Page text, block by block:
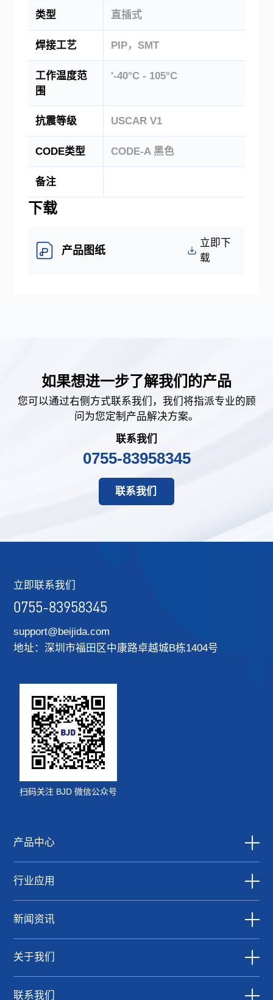
类型 直插式
焊接工艺 PIP，SMT
工作温度范
围
'-40°C - 105°C
抗震等级 USCAR V1
CODE类型 CODE-A 黑色
备注
下载
产品图纸
立即下
载
如果想进一步了解我们的产品
您可以通过右侧方式联系我们，我们将指派专业的顾
问为您定制产品解决方案。
联系我们
0755-83958345
联系我们
立即联系我们
0755-83958345
support@beijida.com
地址：深圳市福田区中康路卓越城B栋1404号
扫码关注 BJD 微信公众号
产品中心
行业应用
新闻资讯
关于我们
联系我们